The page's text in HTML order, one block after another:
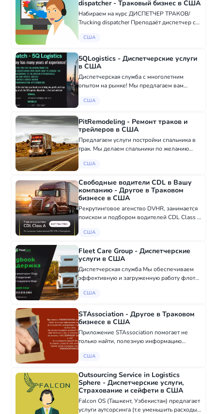
dispatcher - Траковый бизнес в США
Набираем на курс ДИСПЕТЧЕР ТРАКОВ/
Trucking dispatcher Преподаёт диспетчер со
по Америки/Канаде, обучение на DAT and
США
5QLogistics - Диспетчерские услуги
в США
Диспетчерская служба с многолетним
опытом на рынке! Мы предлагаем вам
диспетчера, умеющие подобрать
водителя -24/7 поддержка водите...
США
PitRemodeling - Ремонт траков и
трейлеров в США
Предлагаем услуги постройки спальника в
трак. Мы делаем спальники по желанию
устройств будут влиять на цену и как у нас
США
Свободные водители CDL в Вашу
компанию - Другое в Траковом
бизнесе в США
Рекрутинговое агенство DVHR, занимается
поиском и подбором водителей CDL Class A
нашей базе дынных более 50 000
закрыть любу...
США
Fleet Care Group - Диспетчерские
услуги в США
Диспетчерская служба Мы обеспечиваем
эффективную и загруженную работу флота,
предпочтения, самые высокие рыночные
рынке. Усл...
США
STAssociation - Другое в Траковом
бизнесе в США
Приложение STAssociation помогает не
только найти, полезную информацию
информацию о вашем бизнесе на нашем
разместите свои к...
США
Outsourcing Service in Logistics
Sphere - Диспетчерские услуги,
Cтрахование и сейфети в США
Falcon OS (Ташкент, Узбекистан) предлагает
услуги аутсорсинга (т.е уменьшить расходы